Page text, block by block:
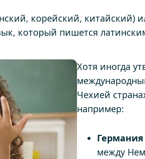
корейский, китайский)
который пишется
Хотя иногда
Чехией
например:
Германия
между